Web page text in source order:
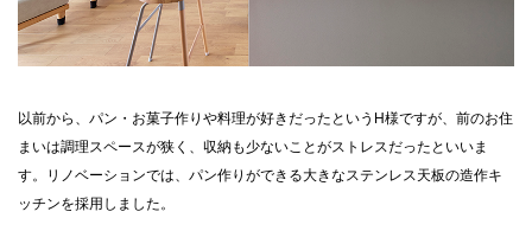
以前から、パン・お菓子作りや料理が好きだったというH様ですが、前のお住
まいは調理スペースが狭く、収納も少ないことがストレスだったといいま
す。リノベーションでは、パン作りができる大きなステンレス天板の造作キ
ッチンを採用しました。